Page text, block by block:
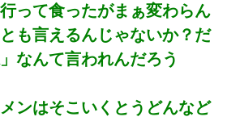
って食ったがまぁ変わらん
も言えるんじゃないか？だ
なんて言われんだろう
ンはそこいくとうどんなど